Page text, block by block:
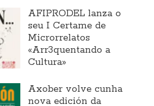
AFIPRODEL lanza o
seu I Certame de
Microrrelatos
«Arr3quentando a
Cultura»
Axober volve cunha
nova edición da